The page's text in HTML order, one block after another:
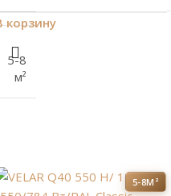
5-8
м²
корзину
5-8М²